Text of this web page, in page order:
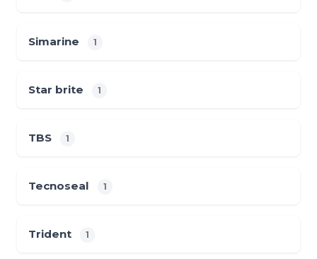
Simarine 1
Star brite 1
TBS 1
Tecnoseal 1
Trident 1